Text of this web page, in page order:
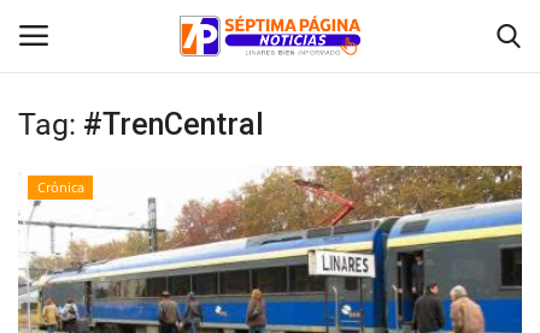
Crónica
Policial
Tag: #TrenCentral
Crónica